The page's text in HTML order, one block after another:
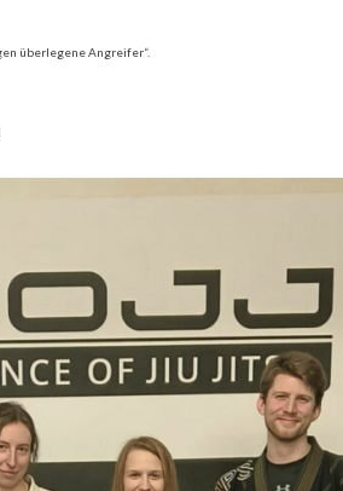
überlegene Angreifer“.